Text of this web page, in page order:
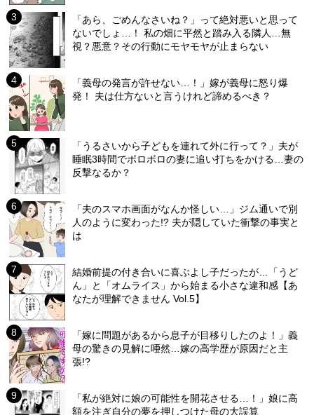
「あら、ごめんなさいね？」って絶対悪いと思って
ないでしょ…！ 私の畑に平然と踏み入る隣人…無
視？悪意？その行動にモヤモヤが止まらない
「義母の発言が許せない…！」嫁が義母に怒り爆
発！ 夫は仕方ないと言うけれど諦めるべき？
「うるさいから子どもを連れて外に行って？」夫が
睡眠3時間でボロボロの妻に追い打ちをかける…妻の
反撃なるか？
「夫のスマホ画面がなんか怪しい…」ジム通いで別
人のように変わった!? 夫が隠していた衝撃の事実と
は
結婚前提の付き合いに喜ぶよし子だったが…「うど
ん」と「オムライス」から始まる小さな違和感【あ
なたが理解できません Vol.5】
「嫁に問題があるから息子が目移りしたのよ！」義
母の驚きの見解に唖然…嫁の高学歴が原因だと主
張!?
「私が絶対に娘の可能性を開花させる…！」娘に高
額を注ぎ自分の夢を押しつけた母の大誤算